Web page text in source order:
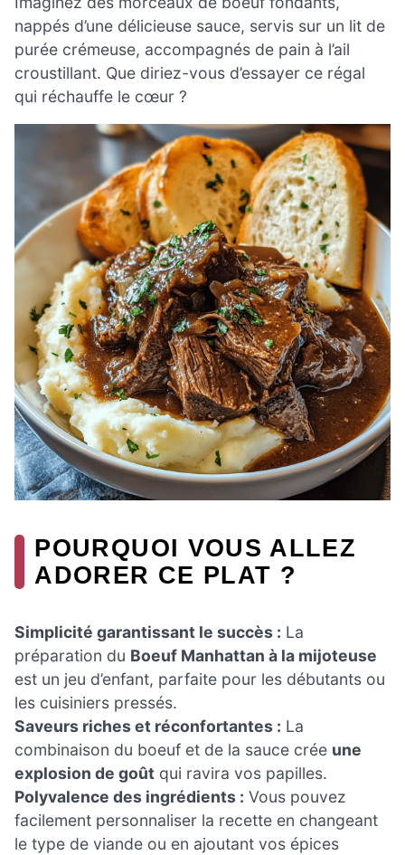
nappés d’une délicieuse sauce, servis sur un lit de
purée crémeuse, accompagnés de pain à l’ail
croustillant. Que diriez-vous d’essayer ce régal
qui réchauffe le cœur ?
POURQUOI VOUS ALLEZ
ADORER CE PLAT ?
Simplicité garantissant le succès : La
préparation du Boeuf Manhattan à la mijoteuse
est un jeu d’enfant, parfaite pour les débutants ou
les cuisiniers pressés.
Saveurs riches et réconfortantes : La
combinaison du boeuf et de la sauce crée une
explosion de goût qui ravira vos papilles.
Polyvalence des ingrédients : Vous pouvez
facilement personnaliser la recette en changeant
le type de viande ou en ajoutant vos épices